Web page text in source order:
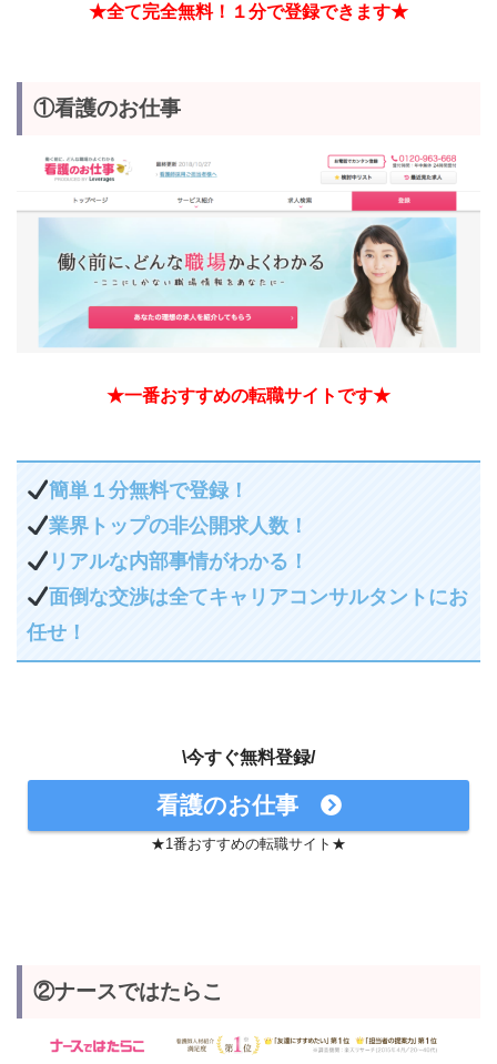
★全て完全無料！１分で登録できます★
①看護のお仕事
★一番おすすめの転職サイトです★
簡単１分無料で登録！
業界トップの非公開求人数！
リアルな内部事情がわかる！
面倒な交渉は全てキャリアコンサルタントにお
任せ！
\今すぐ無料登録/
看護のお仕事
★1番おすすめの転職サイト★
②ナースではたらこ